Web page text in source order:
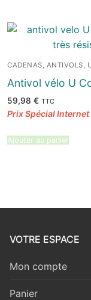
CADENAS, ANTIVOLS,
Antivol vélo U
59,98 € TTC
Ajouter au panier
VOTRE ESPACE
Mon compte
Panier